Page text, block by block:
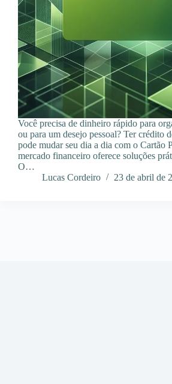
Você precisa de dinheiro rápido para
ou para um desejo pessoal? Ter crédito
pode mudar seu dia a dia com o Cartão
mercado financeiro oferece soluções
O…
Lucas Cordeiro
23 de abril de